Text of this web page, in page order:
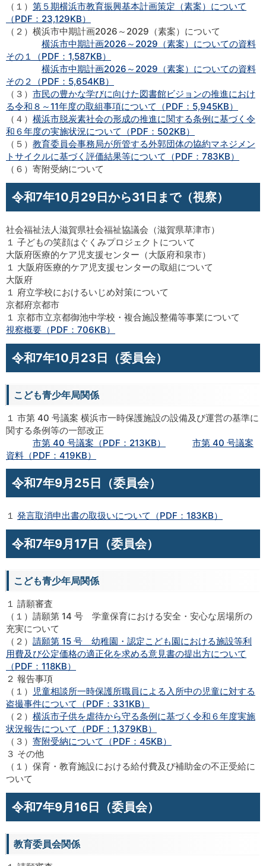
（１） 第５期横浜市教育振興基本計画策定（素案）について
（PDF：23,129KB）
（２）横浜市中期計画2026～2029（素案）について
横浜市中期計画2026～2029（素案）についての資料
その１（PDF：1,587KB）
横浜市中期計画2026～2029（素案）についての資料
その２（PDF：5,654KB）
（３） 市民の豊かな学びに向けた図書館ビジョンの推進におけ
る令和８～11年度の取組事項について（PDF：5,945KB）
（４） 横浜市脱炭素社会の形成の推進に関する条例に基づく令
和６年度の実施状況について（PDF：502KB）
（５） 教育委員会事務局が所管する外郭団体の協約マネジメン
トサイクルに基づく評価結果等について（PDF：783KB）
（６）寄附受納について
令和7年10月29日から31日まで（視察）
社会福祉法人滋賀県社会福祉協議会（滋賀県草津市）
１ 子どもの笑顔はぐくみプロジェクトについて
大阪府医療的ケア児支援センター（大阪府和泉市）
１ 大阪府医療的ケア児支援センターの取組について
大阪府
１ 府立学校におけるいじめ対策について
京都府京都市
１ 京都市立京都御池中学校・複合施設整備等事業について
視察概要（PDF：706KB）
令和7年10月23日（委員会）
こども青少年局関係
１ 市第 40 号議案 横浜市一時保護施設の設備及び運営の基準に
関する条例等の一部改正
市第 40 号議案（PDF：213KB）
市第 40 号議案
資料（PDF：419KB）
令和7年9月25日（委員会）
１ 発言取消申出書の取扱いについて（PDF：183KB）
令和7年9月17日（委員会）
こども青少年局関係
１ 請願審査
（１）請願第 14 号 学童保育における安全・安心な居場所の
充実について
（２） 請願第 15 号 幼稚園・認定こども園における施設等利
用費及び公定価格の適正化を求める意見書の提出方について
（PDF：118KB）
２ 報告事項
（１）
児童相談所一時保護所職員による入所中の児童に対する
盗撮事件について（PDF：331KB）
（２） 横浜市子供を虐待から守る条例に基づく令和６年度実施
状況報告について（PDF：1,379KB）
（３） 寄附受納について（PDF：45KB）
３ その他
（１）保育・教育施設における給付費及び補助金の不正受給に
ついて
令和7年9月16日（委員会）
教育委員会関係